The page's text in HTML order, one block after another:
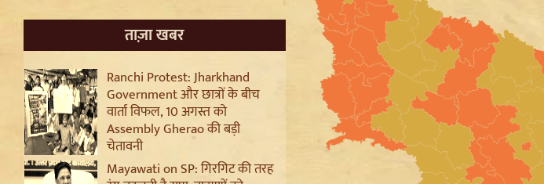
ताज़ा खबर
Ranchi Protest: Jharkhand
Government और छात्रों के बीच
वार्ता विफल, 10 अगस्त को
Assembly Gherao की बड़ी
चेतावनी
Mayawati on SP: गिरगिट की तरह